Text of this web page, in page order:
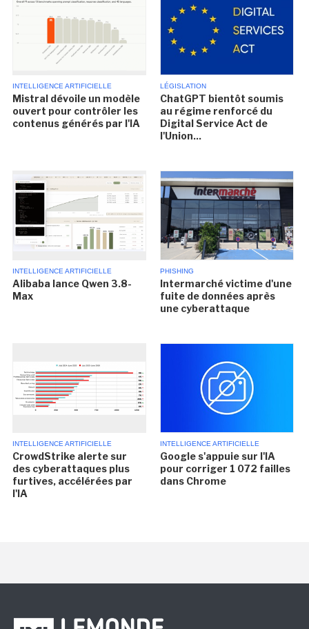
INTELLIGENCE ARTIFICIELLE
Mistral dévoile un modèle
ouvert pour contrôler les
contenus générés par l'IA
LÉGISLATION
ChatGPT bientôt soumis
au régime renforcé du
Digital Service Act de
l'Union...
INTELLIGENCE ARTIFICIELLE
Alibaba lance Qwen 3.8-
Max
PHISHING
Intermarché victime d'une
fuite de données après
une cyberattaque
INTELLIGENCE ARTIFICIELLE
CrowdStrike alerte sur
des cyberattaques plus
furtives, accélérées par
l'IA
INTELLIGENCE ARTIFICIELLE
Google s'appuie sur l'IA
pour corriger 1 072 failles
dans Chrome